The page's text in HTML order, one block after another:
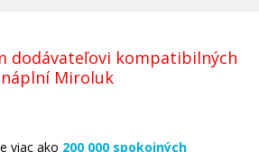
dodávateľovi kompatibilných
náplní Miroluk
viac ako 200 000 spokojných